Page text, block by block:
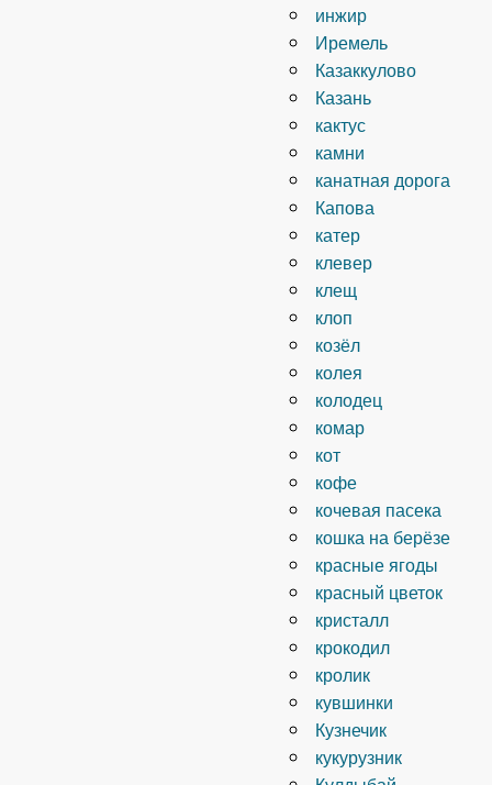
инжир
Иремель
Казаккулово
Казань
кактус
камни
канатная дорога
Капова
катер
клевер
клещ
клоп
козёл
колея
колодец
комар
кот
кофе
кочевая пасека
кошка на берёзе
красные ягоды
красный цветок
кристалл
крокодил
кролик
кувшинки
Кузнечик
кукурузник